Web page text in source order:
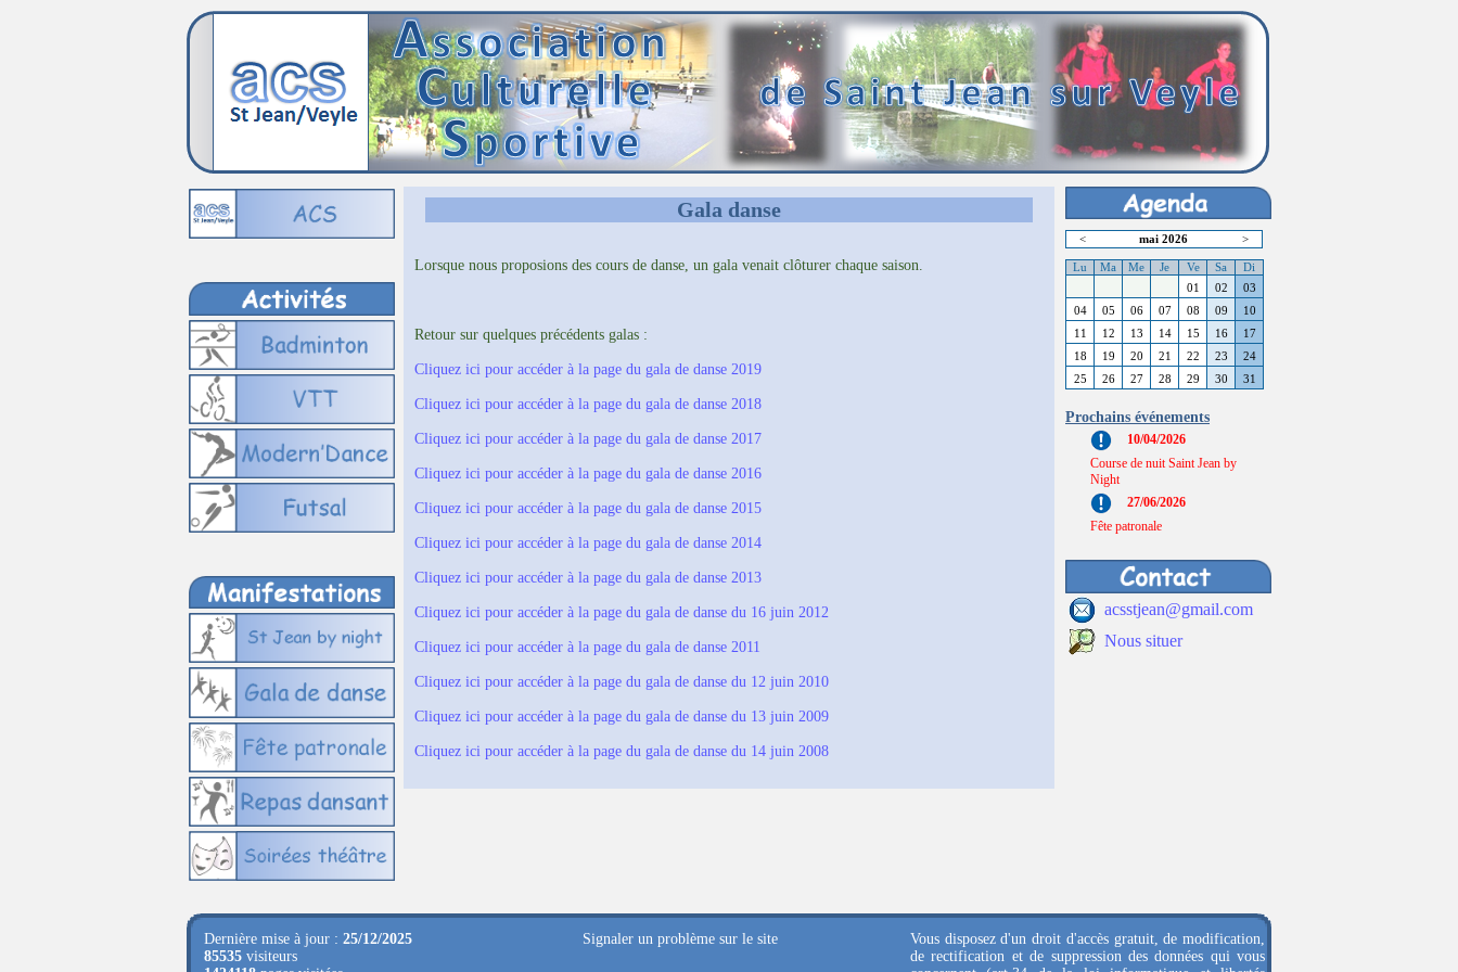
Gala danse
Lorsque nous proposions des cours de danse, un gala venait clôturer chaque saison.
Retour sur quelques précédents galas :
Cliquez ici pour accéder à la page du gala de danse 2019
Cliquez ici pour accéder à la page du gala de danse 2018
Cliquez ici pour accéder à la page du gala de danse 2017
Cliquez ici pour accéder à la page du gala de danse 2016
Cliquez ici pour accéder à la page du gala de danse 2015
Cliquez ici pour accéder à la page du gala de danse 2014
Cliquez ici pour accéder à la page du gala de danse 2013
Cliquez ici pour accéder à la page du gala de danse du 16 juin 2012
Cliquez ici pour accéder à la page du gala de danse 2011
Cliquez ici pour accéder à la page du gala de danse du 12 juin 2010
Cliquez ici pour accéder à la page du gala de danse du 13 juin 2009
Cliquez ici pour accéder à la page du gala de danse du 14 juin 2008
< mai 2026 >
Lu Ma Me Je Ve Sa
Di
01
02
03
04
05 06 07 08 09
10
11
12 13 14 15 16
17
18
19 20 21 22 23
24
25
26 27 28 29 30 31
Prochains événements
10/04/2026
Course de nuit Saint Jean by
Night
27/06/2026
Fête patronale
acsstjean@gmail.com
Nous situer
Dernière mise à jour : 25/12/2025
85535 visiteurs
Signaler un problème sur le site
Vous disposez d'un droit d'accès gratuit, de modification,
de rectification et de suppression des données qui vous